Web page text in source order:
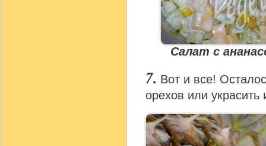
Салат с
Вот и все!
орехов или украсить